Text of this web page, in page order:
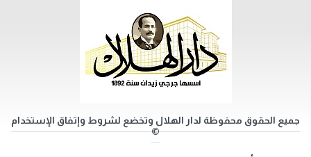
جميع الحقوق محفوظة لدار الهلال وتخضع لشروط وإتفاق الإستخدام
©